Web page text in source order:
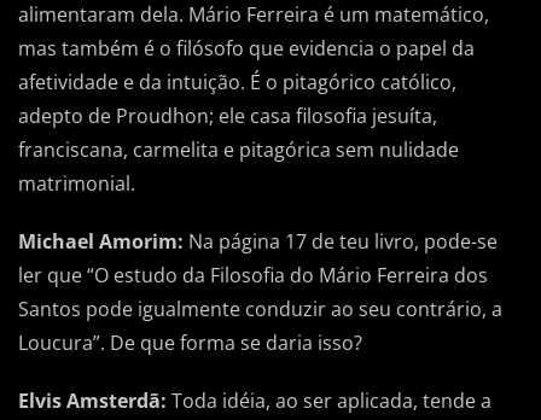
alimentaram dela. Mário Ferreira é um matemático,
mas também é o filósofo que evidencia o papel da
afetividade e da intuição. É o pitagórico católico,
adepto de Proudhon; ele casa filosofia jesuíta,
franciscana, carmelita e pitagórica sem nulidade
matrimonial.
Michael Amorim: Na página 17 de teu livro, pode-se
ler que “O estudo da Filosofia do Mário Ferreira dos
Santos pode igualmente conduzir ao seu contrário, a
Loucura”. De que forma se daria isso?
Elvis Amsterdã: Toda idéia, ao ser aplicada, tende a